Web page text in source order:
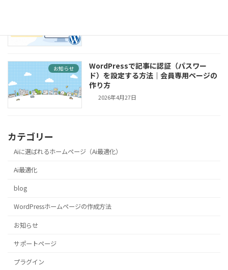
お知らせ
WordPressで記事に認証（パスワー
ド）を設定する方法｜会員専用ページの
作り方
2026年4月27日
カテゴリー
Aiに選ばれるホームページ（Ai最適化）
Ai最適化
blog
WordPressホームページの作成方法
お知らせ
サポートページ
プラグイン